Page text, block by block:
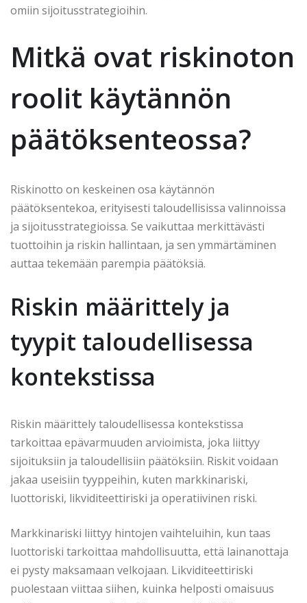
omiin sijoitusstrategioihin.
Mitkä ovat riskinoton
roolit käytännön
päätöksenteossa?
Riskinotto on keskeinen osa käytännön
päätöksentekoa, erityisesti taloudellisissa valinnoissa
ja sijoitusstrategioissa. Se vaikuttaa merkittävästi
tuottoihin ja riskin hallintaan, ja sen ymmärtäminen
auttaa tekemään parempia päätöksiä.
Riskin määrittely ja
tyypit taloudellisessa
kontekstissa
Riskin määrittely taloudellisessa kontekstissa
tarkoittaa epävarmuuden arvioimista, joka liittyy
sijoituksiin ja taloudellisiin päätöksiin. Riskit voidaan
jakaa useisiin tyyppeihin, kuten markkinariski,
luottoriski, likviditeettiriski ja operatiivinen riski.
Markkinariski liittyy hintojen vaihteluihin, kun taas
luottoriski tarkoittaa mahdollisuutta, että lainanottaja
ei pysty maksamaan velkojaan. Likviditeettiriski
puolestaan viittaa siihen, kuinka helposti omaisuus